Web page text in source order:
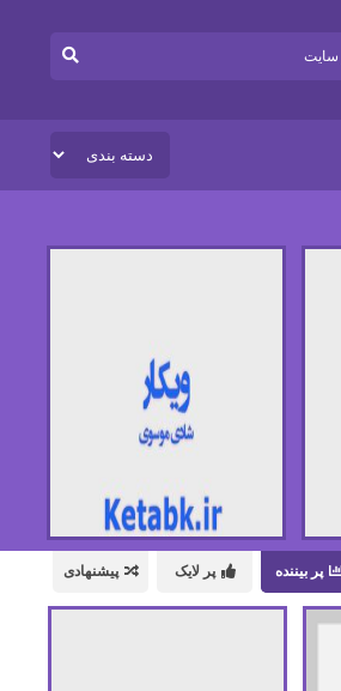
پر بیننده پر لایک پیشنهادی